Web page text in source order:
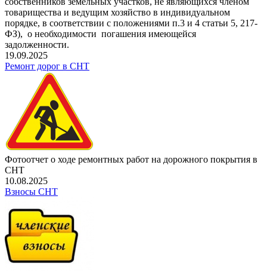
товарищества и ведущим хозяйство в индивидуальном
порядке, в соответствии с положениями п.3 и 4 статьи 5, 217-
ФЗ), о необходимости погашения имеющейся
задолженности.
19.09.2025
Ремонт дорог в СНТ
Фотоотчет о ходе ремонтных работ на дорожного покрытия в
СНТ
10.08.2025
Взносы СНТ